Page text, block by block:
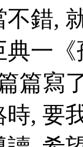
錯,
典一
篇寫
時, 要